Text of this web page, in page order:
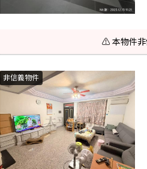
⚠️ 本物件非
非信義物件